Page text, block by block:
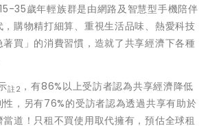
35歲年輕族群是由網路及智慧型手機陪伴
購物精打細算、重視生活品味、熱愛科技
買」的消費習慣，造就了共享經濟下各種
註2 ，有86%以上受訪者認為共享經濟降低
，另有76%的受訪者認為透過共享有助於
道！只租不買使用取代擁有，預估全球租